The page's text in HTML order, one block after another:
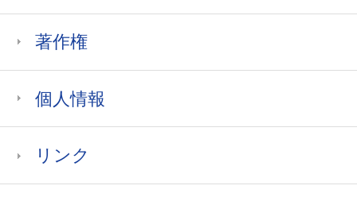
著作権
個人情報
リンク